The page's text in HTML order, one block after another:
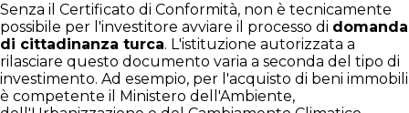
Senza il Certificato di Conformità, non è tecnicamente
possibile per l'investitore avviare il processo di domanda
di cittadinanza turca. L'istituzione autorizzata a
rilasciare questo documento varia a seconda del tipo di
investimento. Ad esempio, per l'acquisto di beni immobili
è competente il Ministero dell'Ambiente,